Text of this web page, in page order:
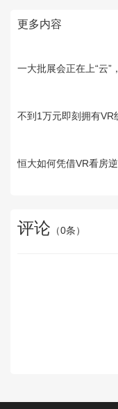
更多内容
一大批展会正在上“云”
不到1万元即刻拥有VR
恒大如何凭借VR看房
评论 （0条）